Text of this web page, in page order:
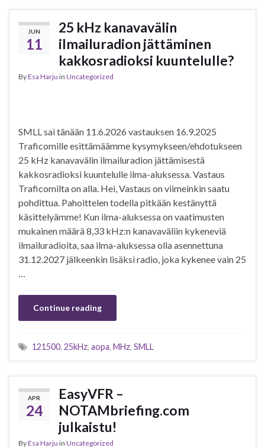
JUN
11
25 kHz kanavavälin
ilmailuradion jättäminen
kakkosradioksi kuuntelulle?
ByEsa Harju in Uncategorized
SMLL sai tänään 11.6.2026 vastauksen 16.9.2025
Traficomille esittämäämme kysymykseen/ehdotukseen
25 kHz kanavavälin ilmailuradion jättämisestä
kakkosradioksi kuuntelulle ilma-aluksessa. Vastaus
Traficomilta on alla. Hei, Vastaus on viimeinkin saatu
pohdittua. Pahoittelen todella pitkään kestänyttä
käsittelyämme! Kun ilma-aluksessa on vaatimusten
mukainen määrä 8,33 kHz:n kanavaväliin kykeneviä
ilmailuradioita, saa ilma-aluksessa olla asennettuna
31.12.2027 jälkeenkin lisäksi radio, joka kykenee vain 25
Continue reading
121500, 25kHz, aopa, MHz, SMLL
APR
24
EasyVFR –
NOTAMbriefing.com
julkaistu!
ByEsa Harju in Uncategorized